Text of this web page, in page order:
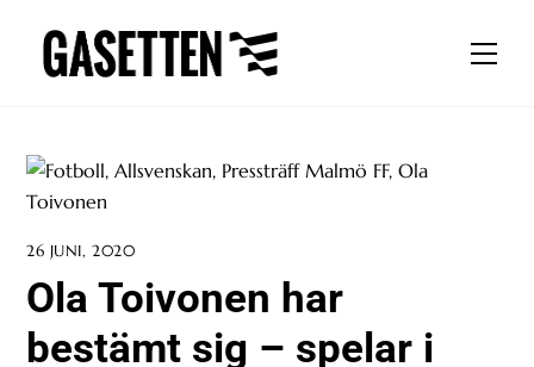
content
26 JUNI, 2020
Ola Toivonen har
bestämt sig – spelar i